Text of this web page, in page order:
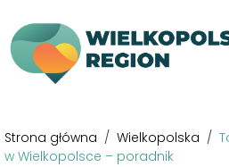
Strona główna / Wielkopolska /
w Wielkopolsce – poradnik